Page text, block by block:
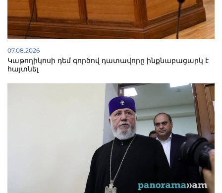
07.08.2026
Կաթողիկոսի դեմ գործով դատավորը ինքնաբացարկ է
հայտնել